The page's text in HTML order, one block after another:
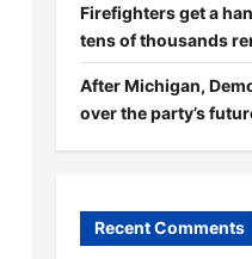
Firefighters get a
tens of thousands
After Michigan,
over the party’s
Recent Comments